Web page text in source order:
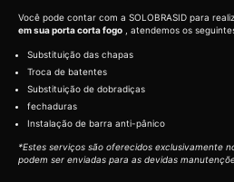
Você pode contar com a SOLOBRASID para
em sua porta corta fogo , atendemos os
Substituição das chapas
Troca de batentes
Substituição de dobradiças
fechaduras
Instalação de barra anti-pânico
*Estes serviços são oferecidos exclusivamente
podem ser enviadas para as devidas